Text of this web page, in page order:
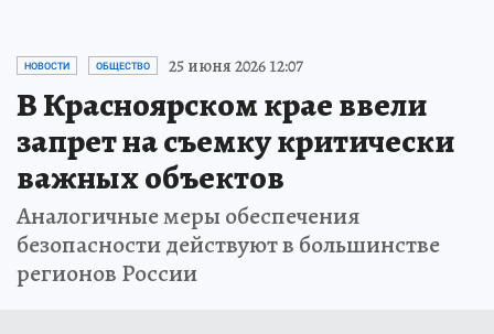
НОВОСТИ ОБЩЕСТВО 25 июня 2026 12:07
В Красноярском крае ввели
запрет на съемку критически
важных объектов
Аналогичные меры обеспечения
безопасности действуют в большинстве
регионов России